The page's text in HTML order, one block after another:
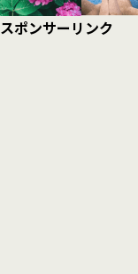
スポンサーリンク